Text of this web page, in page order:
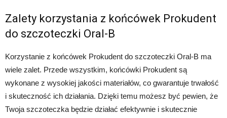
Zalety korzystania z końcówek Prokudent
do szczoteczki Oral-B
Korzystanie z końcówek Prokudent do szczoteczki Oral-B ma
wiele zalet. Przede wszystkim, końcówki Prokudent są
wykonane z wysokiej jakości materiałów, co gwarantuje trwałość
i skuteczność ich działania. Dzięki temu możesz być pewien, że
Twoja szczoteczka będzie działać efektywnie i skutecznie